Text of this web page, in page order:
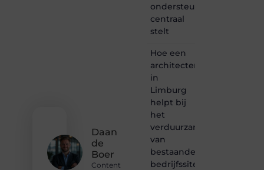
Daan
de
Boer
Content
ondersteuning
centraal
stelt
Hoe een
architectenbureau
in
Limburg
helpt bij
het
verduurzamen
van
bestaande
bedrijfssites